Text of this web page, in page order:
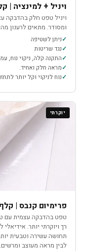
ויניל + למינציה |
ויניל טפט חלק בהדבקה
ומסודר. מתאים לרענון
ניתן לשטיפה
נגד שריטות
התקנה קלה, ניקוי נוח,
מראה חלק ואחיד.
נוח לניקוי וקל יותר
יוקרתי
פרימיום קנבס |
טפט בהדבקה עצמית עם
רך ויוקרתי יותר.
תחושה עשירה וטבעית
לבין מראה מעוצב ומרשים.